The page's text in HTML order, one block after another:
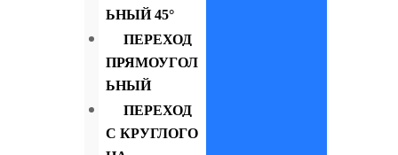
ЬНЫЙ 45°
ПЕРЕХОД
ПРЯМОУГОЛ
ЬНЫЙ
ПЕРЕХОД
С КРУГЛОГО